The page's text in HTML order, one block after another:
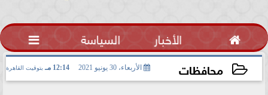
 الأخبار السياسة 
محافظات الأربعاء، 30 يونيو 2021 12:14 مـ بتوقيت القاهرة